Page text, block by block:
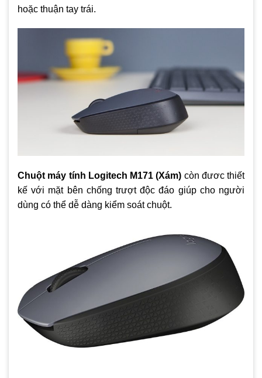
hoặc thuận tay trái.
Chuột máy tính Logitech M171 (Xám) còn đươc thiết
kế với mặt bên chống trượt độc đáo giúp cho người
dùng có thể dễ dàng kiểm soát chuột.